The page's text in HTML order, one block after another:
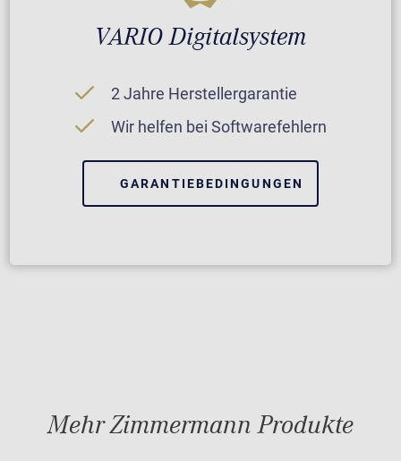
VARIO Digitalsystem
2 Jahre Herstellergarantie
Wir helfen bei Softwarefehlern
GARANTIEBEDINGUNGEN
Mehr Zimmermann Produkte